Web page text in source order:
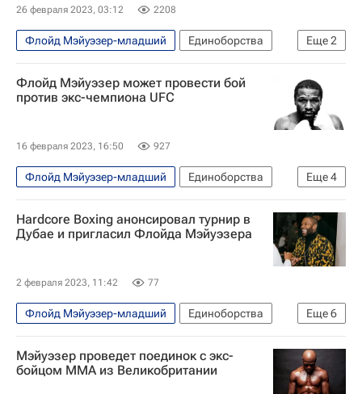
26 февраля 2023, 03:12 2208
Еще2
Флойд Мэйуэзер-младший
Единоборства
Спорт
Бокс
Флойд Мэйуэзер может провести бой
против экс-чемпиона UFC
16 февраля 2023, 16:50 927
Еще4
Флойд Мэйуэзер-младший
Единоборства
Спорт
Бокс UFC Жозе Алдо
Hardcore Boxing анонсировал турнир в
Дубае и пригласил Флойда Мэйуэзера
2 февраля 2023, 11:42 77
Еще6
Флойд Мэйуэзер-младший
Единоборства
Hardcore FC (бойцовская лига)
Спорт
Бокс
Рой Джонс (младший)
Жозе Алдо
Мэйуэзер проведет поединок с экс-
бойцом ММА из Великобритании